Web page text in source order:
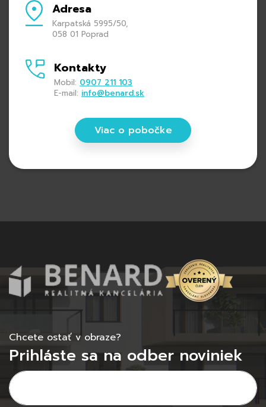
Adresa
Karpatská 5995/50,
058 01 Poprad
Kontakty
Mobil: 0907 211 103
E-mail: info@benard.sk
Viac o pobočke
Chcete ostať v obraze?
Prihláste sa na odber noviniek